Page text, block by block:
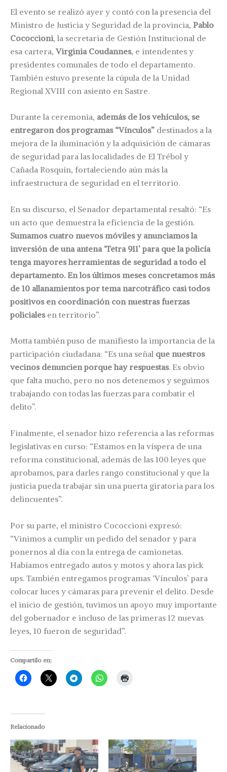
El evento se realizó ayer y contó con la presencia del
Ministro de Justicia y Seguridad de la provincia, Pablo
Cococcioni, la secretaria de Gestión Institucional de
esa cartera, Virginia Coudannes, e intendentes y
presidentes comunales de todo el departamento.
También estuvo presente la cúpula de la Unidad
Regional XVIII con asiento en Sastre.
Durante la ceremonia, además de los vehículos, se
entregaron dos programas “Vínculos” destinados a la
mejora de la iluminación y la adquisición de cámaras
de seguridad para las localidades de El Trébol y
Cañada Rosquín, fortaleciendo aún más la
infraestructura de seguridad en el territorio.
En su discurso, el Senador departamental resaltó: “Es
un acto que demuestra la eficiencia de la gestión.
Sumamos cuatro nuevos móviles y anunciamos la
inversión de una antena ‘Tetra 911’ para que la policía
tenga mayores herramientas de seguridad a todo el
departamento. En los últimos meses concretamos más
de 10 allanamientos por tema narcotráfico casi todos
positivos en coordinación con nuestras fuerzas
policiales en territorio”.
Motta también puso de manifiesto la importancia de la
participación ciudadana: “Es una señal que nuestros
vecinos denuncien porque hay respuestas. Es obvio
que falta mucho, pero no nos detenemos y seguimos
trabajando con todas las fuerzas para combatir el
delito”.
Finalmente, el senador hizo referencia a las reformas
legislativas en curso: “Estamos en la víspera de una
reforma constitucional, además de las 100 leyes que
aprobamos, para darles rango constitucional y que la
justicia pueda trabajar sin una puerta giratoria para los
delincuentes”.
Por su parte, el ministro Cococcioni expresó:
“Vinimos a cumplir un pedido del senador y para
ponernos al día con la entrega de camionetas.
Habíamos entregado autos y motos y ahora las pick
ups. También entregamos programas ‘Vínculos’ para
colocar luces y cámaras para prevenir el delito. Desde
el inicio de gestión, tuvimos un apoyo muy importante
del gobernador e incluso de las primeras 12 nuevas
leyes, 10 fueron de seguridad”.
Compartilo en:
Relacionado